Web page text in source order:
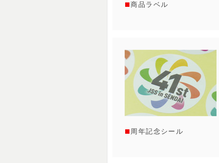
商品ラベル
周年記念シール